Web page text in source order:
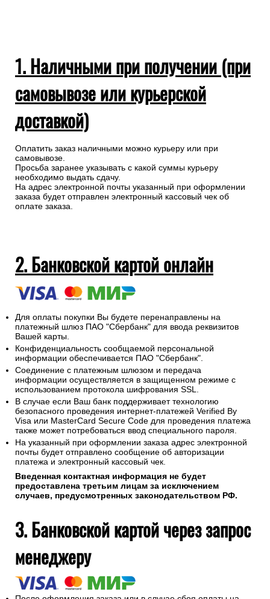
1. Наличными при получении (при
самовывозе или курьерской
доставкой)
Оплатить заказ наличными можно курьеру или при
самовывозе.
Просьба заранее указывать с какой суммы курьеру
необходимо выдать сдачу.
На адрес электронной почты указанный при оформлении
заказа будет отправлен электронный кассовый чек об
оплате заказа.
2. Банковской картой онлайн
Для оплаты покупки Вы будете перенаправлены на
платежный шлюз ПАО "Сбербанк" для ввода реквизитов
Вашей карты.
Конфиденциальность сообщаемой персональной
информации обеспечивается ПАО "Сбербанк".
Соединение с платежным шлюзом и передача
информации осуществляется в защищенном режиме с
использованием протокола шифрования SSL.
В случае если Ваш банк поддерживает технологию
безопасного проведения интернет-платежей Verified By
Visa или MasterCard Secure Code для проведения платежа
также может потребоваться ввод специального пароля.
На указанный при оформлении заказа адрес электронной
почты будет отправлено сообщение об авторизации
платежа и электронный кассовый чек.
Введенная контактная информация не будет
предоставлена третьим лицам за исключением
случаев, предусмотренных законодательством РФ.
3. Банковской картой через запрос
менеджеру